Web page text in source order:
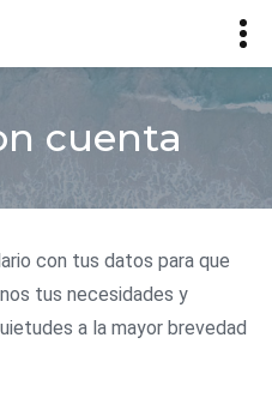
cuenta
con tus datos para que
tus necesidades y
a la mayor brevedad